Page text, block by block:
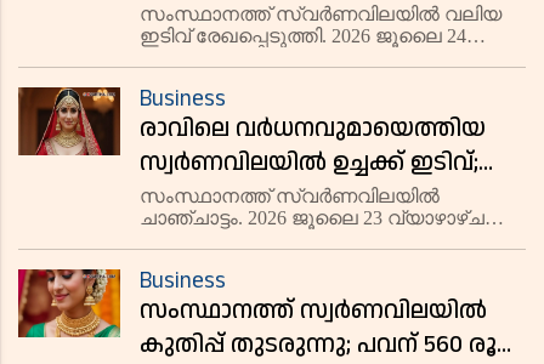
സംസ്ഥാനത്ത് സ്വർണവിലയിൽ വലിയ
ഇടിവ് രേഖപ്പെടുത്തി. 2026 ജൂലൈ 24
രൂപയായി. ഗ്രാമിന് 170 രൂപ കുറഞ്ഞ്
13,230 രൂപയിലാണ് വ്യാപാരം നടക്കുന്നത
Business
രാവിലെ വര്‍ധനവുമായെത്തിയ
സ്വര്‍ണവിലയില്‍ ഉച്ചക്ക് ഇടിവ്;
പവന് 800 രൂപ കുറഞ്ഞു
സംസ്ഥാനത്ത് സ്വർണവിലയിൽ
ചാഞ്ചാട്ടം. 2026 ജൂലൈ 23 വ്യാഴാഴ്ച
സ്വർണത്തിന് ഉച്ചയ്ക്ക് പവന് 800 രൂപ
കുറഞ്ഞ് 1,07,200 രൂപയായി. ഗ്രാമിന് 100
Business
സംസ്ഥാനത്ത് സ്വര്‍ണവിലയില്‍
കുതിപ്പ് തുടരുന്നു; പവന് 560 രൂപ